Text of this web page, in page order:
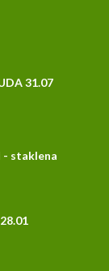
31.07
- staklena